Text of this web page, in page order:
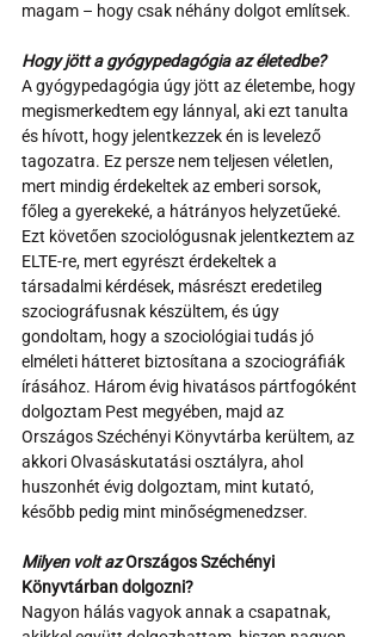
magam – hogy csak néhány dolgot említsek.
Hogy jött a gyógypedagógia az életedbe?
A gyógypedagógia úgy jött az életembe, hogy
megismerkedtem egy lánnyal, aki ezt tanulta
és hívott, hogy jelentkezzek én is levelező
tagozatra. Ez persze nem teljesen véletlen,
mert mindig érdekeltek az emberi sorsok,
főleg a gyerekeké, a hátrányos helyzetűeké.
Ezt követően szociológusnak jelentkeztem az
ELTE-re, mert egyrészt érdekeltek a
társadalmi kérdések, másrészt eredetileg
szociográfusnak készültem, és úgy
gondoltam, hogy a szociológiai tudás jó
elméleti hátteret biztosítana a szociográfiák
írásához. Három évig hivatásos pártfogóként
dolgoztam Pest megyében, majd az
Országos Széchényi Könyvtárba kerültem, az
akkori Olvasáskutatási osztályra, ahol
huszonhét évig dolgoztam, mint kutató,
később pedig mint minőségmenedzser.
Milyen volt az Országos Széchényi
Könyvtárban dolgozni?
Nagyon hálás vagyok annak a csapatnak,